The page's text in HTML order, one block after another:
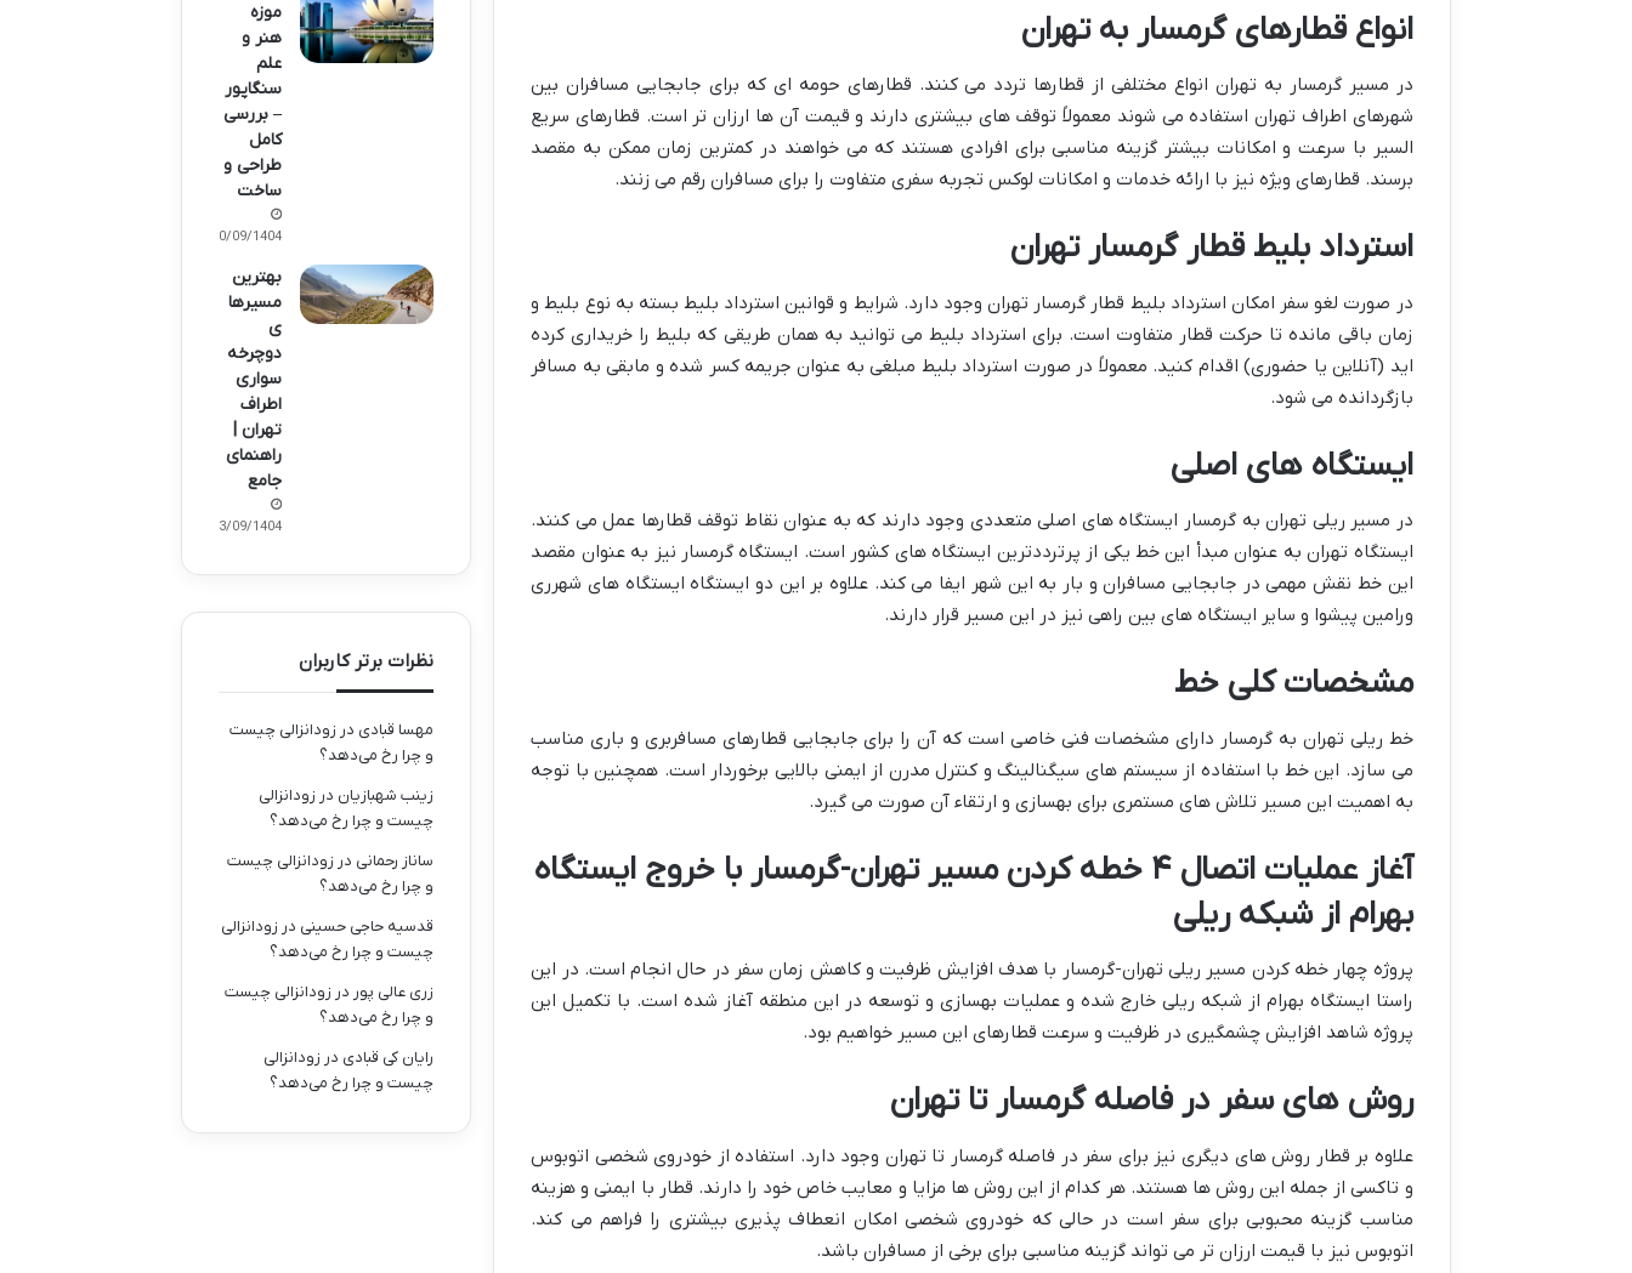
انواع قطارهای گرمسار به تهران
در مسیر گرمسار به تهران انواع مختلفی از قطارها تردد می کنند. قطارهای حومه ای که برای جابجایی مسافران بین
شهرهای اطراف تهران استفاده می شوند معمولاً توقف های بیشتری دارند و قیمت آن ها ارزان تر است. قطارهای سریع
السیر با سرعت و امکانات بیشتر گزینه مناسبی برای افرادی هستند که می خواهند در کمترین زمان ممکن به مقصد
برسند. قطارهای ویژه نیز با ارائه خدمات و امکانات لوکس تجربه سفری متفاوت را برای مسافران رقم می زنند.
استرداد بلیط قطار گرمسار تهران
در صورت لغو سفر امکان استرداد بلیط قطار گرمسار تهران وجود دارد. شرایط و قوانین استرداد بلیط بسته به نوع بلیط و
زمان باقی مانده تا حرکت قطار متفاوت است. برای استرداد بلیط می توانید به همان طریقی که بلیط را خریداری کرده
اید (آنلاین یا حضوری) اقدام کنید. معمولاً در صورت استرداد بلیط مبلغی به عنوان جریمه کسر شده و مابقی به مسافر
بازگردانده می شود.
ایستگاه های اصلی
در مسیر ریلی تهران به گرمسار ایستگاه های اصلی متعددی وجود دارند که به عنوان نقاط توقف قطارها عمل می کنند.
ایستگاه تهران به عنوان مبدأ این خط یکی از پرترددترین ایستگاه های کشور است. ایستگاه گرمسار نیز به عنوان مقصد
این خط نقش مهمی در جابجایی مسافران و بار به این شهر ایفا می کند. علاوه بر این دو ایستگاه ایستگاه های شهرری
ورامین پیشوا و سایر ایستگاه های بین راهی نیز در این مسیر قرار دارند.
مشخصات کلی خط
خط ریلی تهران به گرمسار دارای مشخصات فنی خاصی است که آن را برای جابجایی قطارهای مسافربری و باری مناسب
می سازد. این خط با استفاده از سیستم های سیگنالینگ و کنترل مدرن از ایمنی بالایی برخوردار است. همچنین با توجه
به اهمیت این مسیر تلاش های مستمری برای بهسازی و ارتقاء آن صورت می گیرد.
آغاز عملیات اتصال ۴ خطه کردن مسیر تهران-گرمسار با خروج ایستگاه
بهرام از شبکه ریلی
پروژه چهار خطه کردن مسیر ریلی تهران-گرمسار با هدف افزایش ظرفیت و کاهش زمان سفر در حال انجام است. در این
راستا ایستگاه بهرام از شبکه ریلی خارج شده و عملیات بهسازی و توسعه در این منطقه آغاز شده است. با تکمیل این
پروژه شاهد افزایش چشمگیری در ظرفیت و سرعت قطارهای این مسیر خواهیم بود.
روش های سفر در فاصله گرمسار تا تهران
علاوه بر قطار روش های دیگری نیز برای سفر در فاصله گرمسار تا تهران وجود دارد. استفاده از خودروی شخصی اتوبوس
و تاکسی از جمله این روش ها هستند. هر کدام از این روش ها مزایا و معایب خاص خود را دارند. قطار با ایمنی و هزینه
مناسب گزینه محبوبی برای سفر است در حالی که خودروی شخصی امکان انعطاف پذیری بیشتری را فراهم می کند.
اتوبوس نیز با قیمت ارزان تر می تواند گزینه مناسبی برای برخی از مسافران باشد.
موزه
هنر و
علم
سنگاپور
– بررسی
کامل
طراحی و
ساخت
30/09/1404
بهترین
مسیرها
ی
دوچرخه‌
سواری
اطراف
تهران |
راهنمای
جامع
23/09/1404
نظرات برتر کاربران
مهسا قبادی در زودانزالی چیست
و چرا رخ می‌دهد؟
زینب شهبازیان در زودانزالی
چیست و چرا رخ می‌دهد؟
ساناز رحمانی در زودانزالی چیست
و چرا رخ می‌دهد؟
قدسیه حاجی حسینی در زودانزالی
چیست و چرا رخ می‌دهد؟
زری عالی پور در زودانزالی چیست
و چرا رخ می‌دهد؟
رایان کی قبادی در زودانزالی
چیست و چرا رخ می‌دهد؟